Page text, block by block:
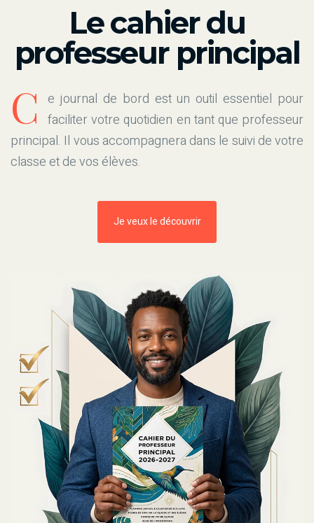
Le cahier du
professeur principal
C e journal de bord est un outil essentiel pour
faciliter votre quotidien en tant que professeur
principal. Il vous accompagnera dans le suivi de votre
classe et de vos élèves.
Je veux le découvrir